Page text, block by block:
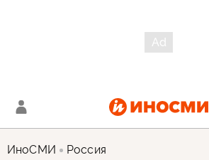
ИноСМИ Россия